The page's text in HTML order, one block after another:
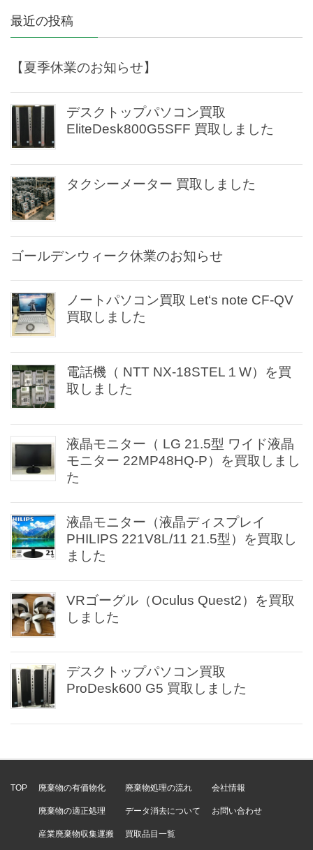
最近の投稿
【夏季休業のお知らせ】
デスクトップパソコン買取
EliteDesk800G5SFF 買取しました
タクシーメーター 買取しました
ゴールデンウィーク休業のお知らせ
ノートパソコン買取 Let‘s note CF-QV
買取しました
電話機（ NTT NX-18STEL１W）を買
取しました
液晶モニター（ LG 21.5型 ワイド液晶
モニター 22MP48HQ-P）を買取しまし
た
液晶モニター（液晶ディスプレイ
PHILIPS 221V8L/11 21.5型）を買取し
ました
VRゴーグル（Oculus Quest2）を買取
しました
デスクトップパソコン買取
ProDesk600 G5 買取しました
TOP 廃棄物の有価物化
廃棄物の適正処理
産業廃棄物収集運搬
廃棄物処理の流れ
データ消去について
買取品目一覧
会社情報
お問い合わせ